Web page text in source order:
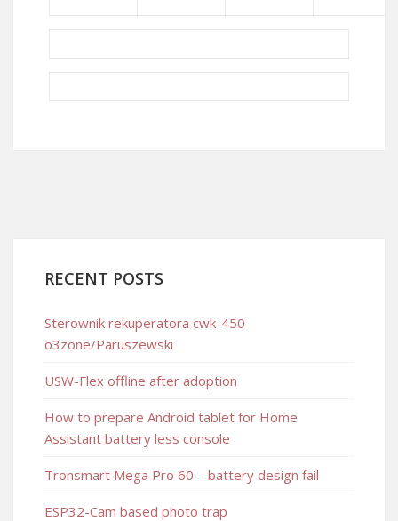
RECENT POSTS
Sterownik rekuperatora cwk-450
o3zone/Paruszewski
USW-Flex offline after adoption
How to prepare Android tablet for Home
Assistant battery less console
Tronsmart Mega Pro 60 – battery design fail
ESP32-Cam based photo trap